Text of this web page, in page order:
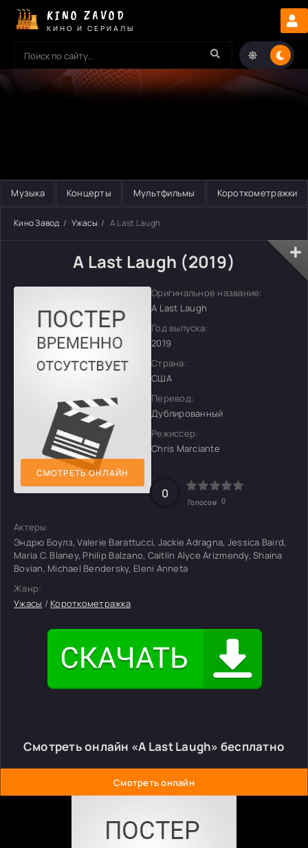
KINO ZAVOD
КИНО И СЕРИАЛЫ
Музыка Концерты Мультфильмы Короткометражки
Кино Завод Ужасы A Last Laugh
A Last Laugh (2019)
СМОТРЕТЬ ОНЛАЙН
Оригинальное название:
A Last Laugh
Год выпуска:
2019
Страна:
США
Перевод:
Дублированный
Режиссер:
Chris Marciante
0
Голосов: 0
Актеры:
Эндрю Боулз, Valerie Barattucci, Jackie Adragna, Jessica Baird,
Maria C. Blaney, Philip Balzano, Caitlin Alyce Arizmendy, Shaina
Bovian, Michael Bendersky, Eleni Anneta
Жанр:
Ужасы / Короткометражка
Смотреть онлайн «A Last Laugh» бесплатно
Смотреть онлайн